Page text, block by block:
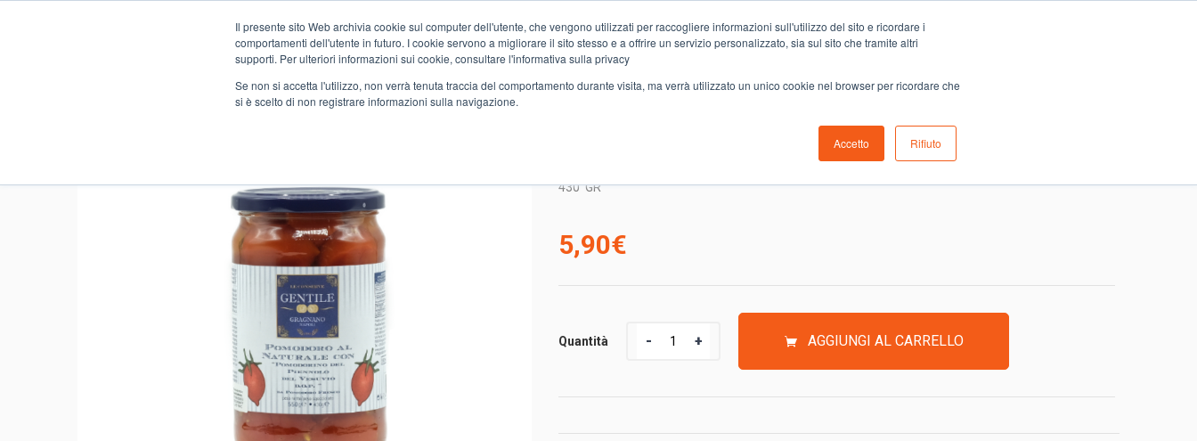
Il presente sito Web archivia cookie sul computer dell'utente, che vengono utilizzati per raccogliere informazioni sull'utilizzo del sito e ricordare i
comportamenti dell'utente in futuro. I cookie servono a migliorare il sito stesso e a offrire un servizio personalizzato, sia sul sito che tramite altri
supporti. Per ulteriori informazioni sui cookie, consultare l'informativa sulla privacy
Se non si accetta l'utilizzo, non verrà tenuta traccia del comportamento durante visita, ma verrà utilizzato un unico cookie nel browser per ricordare che
si è scelto di non registrare informazioni sulla navigazione.
Accetto Rifiuto
Novità Chi siamo Servizi Spesa online Carta Club A&O Volantino Serve aiuto?
PASSATE E PELATI POMODORO PIENNOLO DEL VESUVIO GENTILE
POMODORO PIENNOLO DEL VESUVIO GENTILE
430 GR
5,90€
Quantità AGGIUNGI AL CARRELLO